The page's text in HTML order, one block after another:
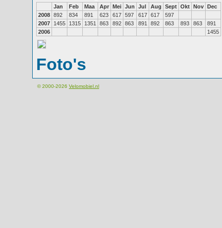
Jan Feb Maa Apr Mei Jun Jul Aug Sept Okt Nov Dec
2008 892 834 891 623 617 597 617 617
597
2007
1455 1315 1351 863 892 863 891 892 863 893 863
891
2006
1455
Foto's
© 2000-2026 Velomobiel.nl